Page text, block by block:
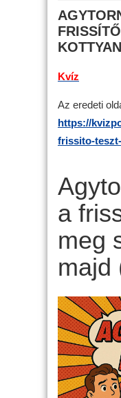
Kvíz
Az eredeti
https://
frissito-
a
meg
majd